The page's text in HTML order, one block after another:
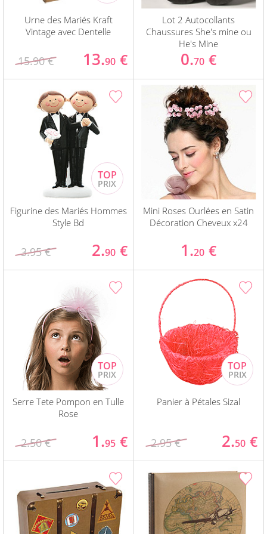
Urne des Mariés Kraft
Vintage avec Dentelle
15.90 € 13.90 €
Lot 2 Autocollants
Chaussures She's mine ou
He's Mine
0.70 €
Figurine des Mariés Hommes
Style Bd
3.95 € 2.90 €
Mini Roses Ourlées en Satin
Décoration Cheveux x24
1.20 €
Serre Tete Pompon en Tulle
Rose
2.50 € 1.95 €
Panier à Pétales Sizal
2.95 € 2.50 €